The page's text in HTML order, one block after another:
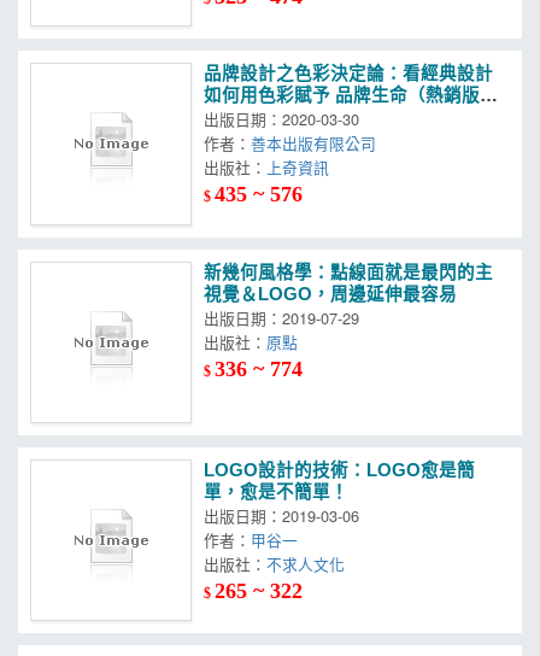
品牌設計之色彩決定論：看經典設計
如何用色彩賦予 品牌生命（熱銷版）
（二版）
出版日期：2020-03-30
作者：善本出版有限公司
出版社：
$435 ~ 576
新幾何風格學：點線面就是最閃的主
視覺＆LOGO，周邊延伸最容易
出版日期：2019-07-29
出版社：
$336 ~ 774
LOGO設計的技術：LOGO愈是簡
單，愈是不簡單！
出版日期：2019-03-06
作者： 甲谷一
出版社：
$265 ~ 322